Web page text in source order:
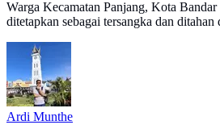
Warga Kecamatan Panjang, Kota
ditetapkan sebagai tersangka dan
Ardi Munthe